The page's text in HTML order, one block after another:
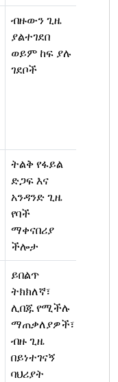
ብዙውን ጊዜ
ያልተገደበ
ወይም ከፍ ያሉ
ገደቦች
ትልቅ የፋይል
ድጋፍ እና
አንዳንድ ጊዜ
የባች
ማቀናበሪያ
ችሎታ
ይበልጥ
ትክክለኛ፣
ሊበጁ የሚችሉ
ማጠቃለያዎች፣
ብዙ ጊዜ
በይነተገናኝ
ባህሪያት